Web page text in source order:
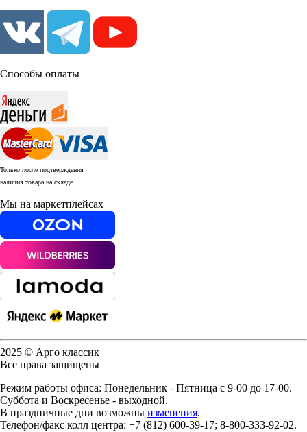
Способы оплаты
Только после подтверждения
наличия товара на складе.
Мы на маркетплейсах
2025 © Арго классик
Все права защищены
Режим работы офиса: Понедельник - Пятница с 9-00 до 17-00.
Суббота и Воскресенье - выходной.
В праздничные дни возможны изменения.
Телефон/факс колл центра: +7 (812) 600-39-17; 8-800-333-92-02.